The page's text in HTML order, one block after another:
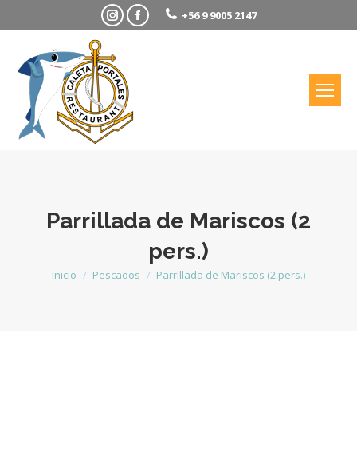
InstagramFacebook+56 9 9005 2147
Parrillada de Mariscos (2
pers.)
Inicio Pescados Parrillada de Mariscos (2 pers.)